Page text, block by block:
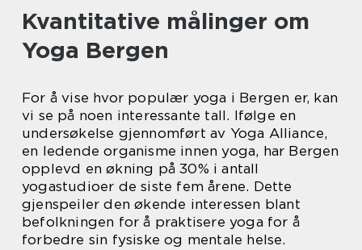
Kvantitative målinger om
Yoga Bergen
For å vise hvor populær yoga i Bergen er, kan
vi se på noen interessante tall. Ifølge en
undersøkelse gjennomført av Yoga Alliance,
en ledende organisme innen yoga, har Bergen
opplevd en økning på 30% i antall
yogastudioer de siste fem årene. Dette
gjenspeiler den økende interessen blant
befolkningen for å praktisere yoga for å
forbedre sin fysiske og mentale helse.